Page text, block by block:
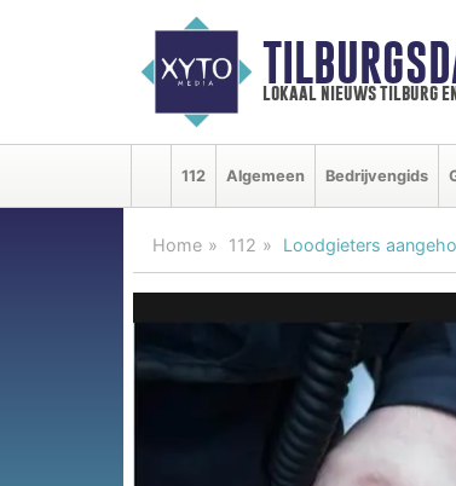
lokaal nieuws tilburg
112 Algemeen Bedrijvengids
Home 112 Loodgieters